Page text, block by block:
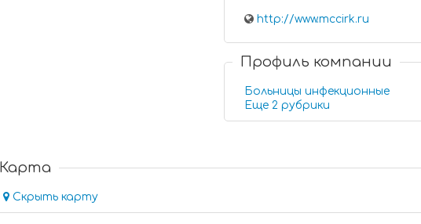
http://www.mccirk.ru
Профиль компании
Больницы инфекционные
Еще 2 рубрики
Карта
Скрыть карту